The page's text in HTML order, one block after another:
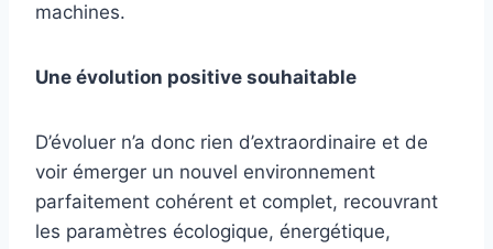
machines.
Une évolution positive souhaitable
D’évoluer n’a donc rien d’extraordinaire et de
voir émerger un nouvel environnement
parfaitement cohérent et complet, recouvrant
les paramètres écologique, énergétique,